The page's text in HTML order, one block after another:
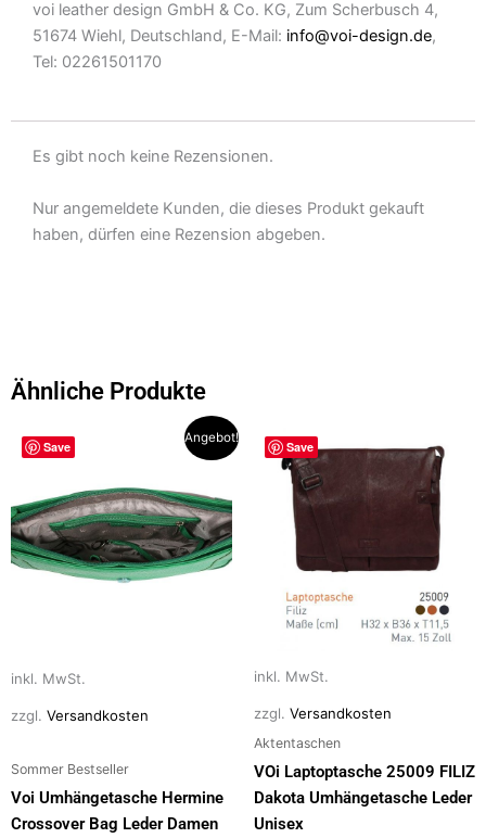
voi leather design GmbH & Co. KG, Zum Scherbusch 4,
51674 Wiehl, Deutschland, E-Mail: info@voi-design.de,
Tel: 02261501170
Es gibt noch keine Rezensionen.
Nur angemeldete Kunden, die dieses Produkt gekauft
haben, dürfen eine Rezension abgeben.
Ähnliche Produkte
Save
Angebot!
inkl. MwSt.
zzgl. Versandkosten
Sommer Bestseller
Voi Umhängetasche Hermine
Crossover Bag Leder Damen
Preis
109,90 €69,00 €.
Dieses
Produkt
mehrere
Varianten
auf.
auf
Produktseite
werden
Save
inkl. MwSt.
zzgl. Versandkosten
Aktentaschen
VOi Laptoptasche 25009 FILIZ
Dakota Umhängetasche Leder
Unisex
Dieses
Produkt
weist
mehrere
Varianten
Optionen
auf
Produktseite
gewählt
werden